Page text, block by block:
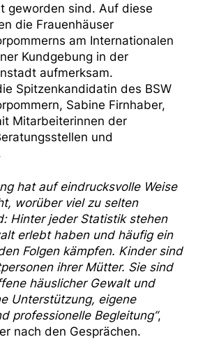
geworden sind. Auf diese
die Frauenhäuser
am Internationalen
Kundgebung in der
aufmerksam.
Spitzenkandidatin des BSW
Sabine Firnhaber,
Mitarbeiterinnen der
und
hat auf eindrucksvolle Weise
worüber viel zu selten
Hinter jeder Statistik stehen
erlebt haben und häufig ein
Folgen kämpfen. Kinder sind
ihrer Mütter. Sie sind
häuslicher Gewalt und
Unterstützung, eigene
professionelle Begleitung“,
nach den Gesprächen.